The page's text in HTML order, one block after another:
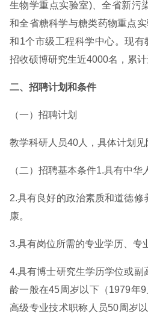
生物学重点实验室)、全省新污
和全省糖科学与糖类药物重点
和1个市级工程科学中心。现
招收硕博研究生近4000名，累计
二、招聘计划和条件
（一）招聘计划
教学科研人员40人，具体计划见
（二）招聘基本条件1.具有中华
2.具有良好的政治素质和道德修
康。
3.具有岗位所需的专业学历、专
4.具有博士研究生学历学位或副
龄一般在45周岁以下（1979年
高级专业技术职称人员50周岁